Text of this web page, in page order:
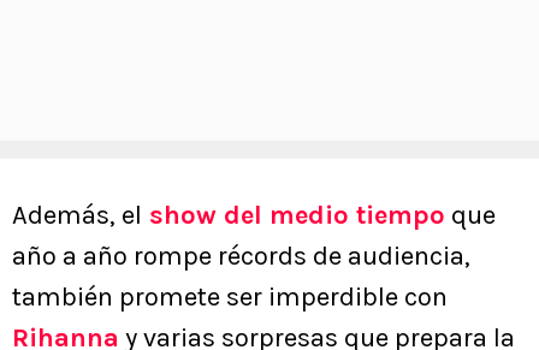
Además, el show del medio tiempo que
año a año rompe récords de audiencia,
también promete ser imperdible con
Rihanna y varias sorpresas que prepara la